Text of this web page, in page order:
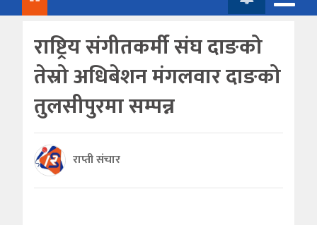
राष्ट्रिय संगीतकर्मी संघ दाङको
तेस्रो अधिबेशन मंगलवार दाङको
तुलसीपुरमा सम्पन्न
राप्ती संचार